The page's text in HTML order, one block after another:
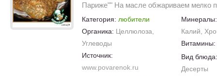
Париже"" На масле обжариваем мелко
Категория: любители
Органика: Целлюлоза,
Углеводы
Источник:
www.povarenok.ru
Калий,
Витамины:
Вид
Десерты